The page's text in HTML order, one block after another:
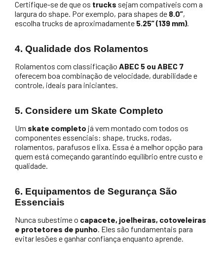
Certifique-se de que os trucks sejam compatíveis com a
largura do shape. Por exemplo, para shapes de 8.0”,
escolha trucks de aproximadamente 5.25” (139 mm).
4. Qualidade dos Rolamentos
Rolamentos com classificação ABEC 5 ou ABEC 7
oferecem boa combinação de velocidade, durabilidade e
controle, ideais para iniciantes.
5. Considere um Skate Completo
Um skate completo já vem montado com todos os
componentes essenciais: shape, trucks, rodas,
rolamentos, parafusos e lixa. Essa é a melhor opção para
quem está começando garantindo equilíbrio entre custo e
qualidade.
6. Equipamentos de Segurança São
Essenciais
Nunca subestime o capacete, joelheiras, cotoveleiras
e protetores de punho. Eles são fundamentais para
evitar lesões e ganhar confiança enquanto aprende.